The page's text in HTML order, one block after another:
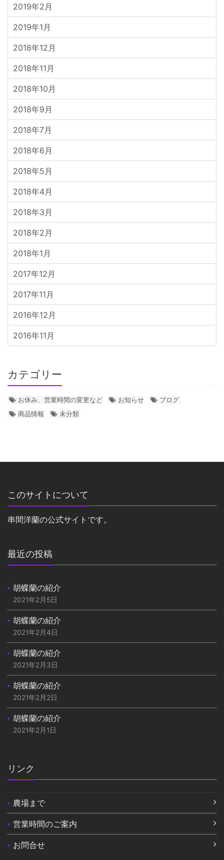
2019年2月
2019年1月
2018年12月
2018年11月
2018年10月
2018年9月
2018年7月
2018年6月
2018年5月
2018年4月
2018年3月
2018年2月
2018年1月
2017年12月
2017年11月
2016年12月
2016年11月
カテゴリー
お休み、営業時間の変更など お知らせ
ブログ
商品情報
未分類
このサイトについて
串間洋蘭の公式サイトです。
最近の投稿
胡蝶蘭の紹介
2021年2月5日
胡蝶蘭の紹介
2021年2月4日
胡蝶蘭の紹介
2021年2月3日
胡蝶蘭の紹介
2021年2月2日
胡蝶蘭の紹介
2021年2月1日
リンク
農場まで
営業時間のご案内
お問合せ